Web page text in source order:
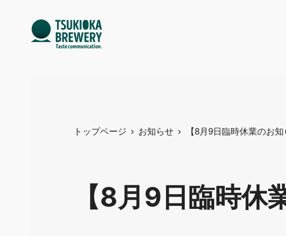
トップページ お知らせ 【8月9日臨時休業のお
【8月9日臨時